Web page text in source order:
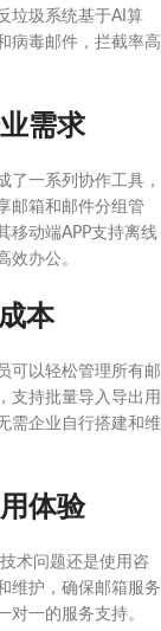
垃圾系统基于AI算
病毒邮件，拦截率高
需求
了一系列协作工具，
邮箱和邮件分组管
移动端APP支持离线
效办公。
本
可以轻松管理所有邮
支持批量导入导出用
需企业自行搭建和维
体验
术问题还是使用咨
维护，确保邮箱服务
对一的服务支持。